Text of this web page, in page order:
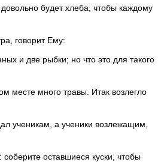
будет хлеба, чтобы каждому
говорит Ему:
и две рыбки; но что это для такого
месте много травы. Итак возлегло
ученикам, а ученики возлежащим,
оставшиеся куски, чтобы